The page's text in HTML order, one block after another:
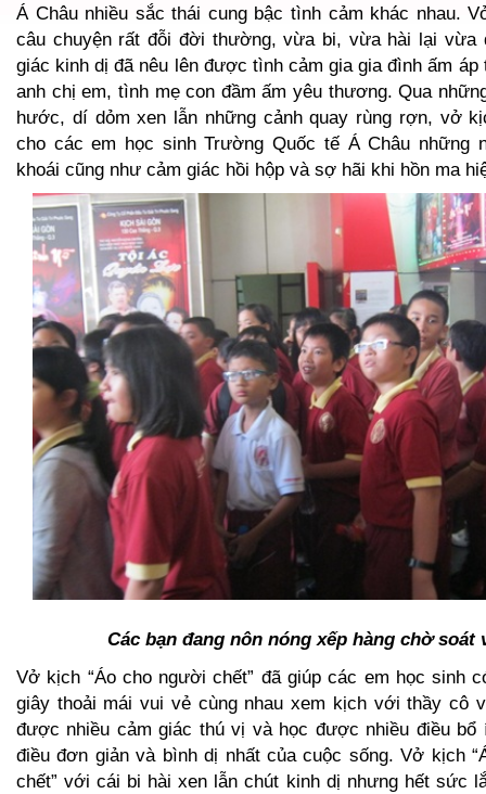
Á Châu nhiều sắc thái cung bậc tình cảm khác nhau.
câu chuyện rất đỗi đời thường, vừa bi, vừa hài lại vừa
giác kinh dị đã nêu lên được tình cảm gia gia đình ấm áp
anh chị em, tình mẹ con đầm ấm yêu thương. Qua
hước, dí dỏm xen lẫn những cảnh quay rùng rợn, vở
cho các em học sinh Trường Quốc tế Á Châu những
khoái cũng như cảm giác hồi hộp và sợ hãi khi hồn ma
Các bạn đang nôn nóng xếp hàng chờ soát
Vở kịch “Áo cho người chết” đã giúp các em học sinh
giây thoải mái vui vẻ cùng nhau xem kịch với thầy cô
được nhiều cảm giác thú vị và học được nhiều điều bổ
điều đơn giản và bình dị nhất của cuộc sống. Vở kịch
chết” với cái bi hài xen lẫn chút kinh dị nhưng hết sức